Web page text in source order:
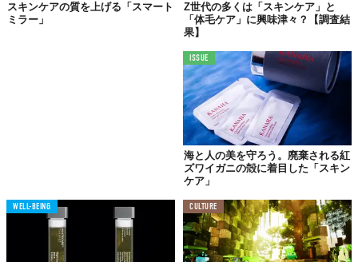
👀GenZ's Eye👀
最近、インフルエンサーやユーザーによる口コ
ミの拡散が美容液の人気を後押ししている。ス
トレッチや食生活の改善を紹介するよりも、単
に購入して塗るだけで済むため実践しやすく、
さらに報酬も発生する。
しかし、ある成分が人気だからという理由だけ
で購入したり、美容液に頼りきったりする美容
法は、控えるべきではないだろうか。
スキンケアの質を上げる「スマート
ミラー」
Z世代の多くは「スキンケア」と
「体毛ケア」に興味津々？【調査結
果】
ISSUE
海と人の美を守ろう。廃棄される紅
ズワイガニの殻に着目した「スキン
ケア」
WELL-BEING CULTURE